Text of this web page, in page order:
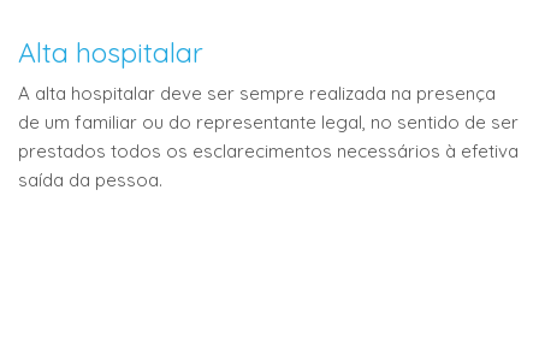
Alta hospitalar
A alta hospitalar deve ser sempre realizada na presença
de um familiar ou do representante legal, no sentido de ser
prestados todos os esclarecimentos necessários à efetiva
saída da pessoa.